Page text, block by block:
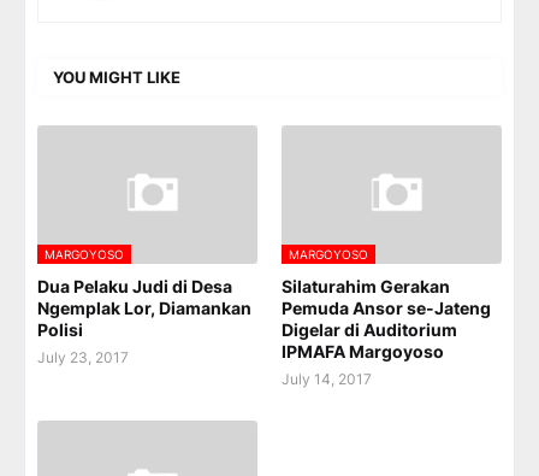
YOU MIGHT LIKE
MARGOYOSO
Dua Pelaku Judi di Desa
Ngemplak Lor, Diamankan
Polisi
July 23, 2017
MARGOYOSO
Silaturahim Gerakan
Pemuda Ansor se-Jateng
Digelar di Auditorium
IPMAFA Margoyoso
July 14, 2017